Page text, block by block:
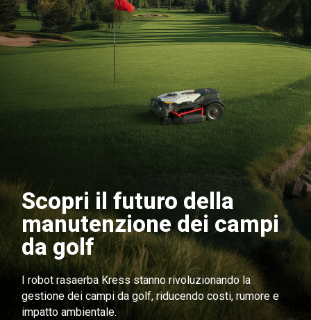
Scopri il futuro della
manutenzione dei campi
da golf
I robot rasaerba Kress stanno rivoluzionando la
gestione dei campi da golf, riducendo costi, rumore e
impatto ambientale.